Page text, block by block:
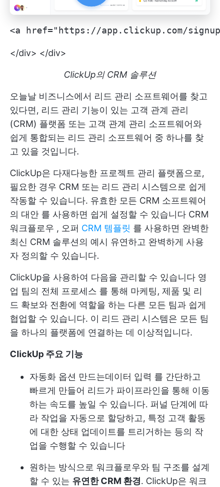
<a href="https://app.clickup.com/
</div> </div>
ClickUp의 CRM 솔루션
오늘날 비즈니스에서 리드 관리 소프트웨어를 찾고
있다면, 리드 관리 기능이 있는 고객 관계 관리
(CRM) 플랫폼 또는 고객 관계 관리 소프트웨어와
쉽게 통합되는 리드 관리 소프트웨어 중 하나를 찾
고 있을 것입니다.
ClickUp은 다재다능한 프로젝트 관리 플랫폼으로,
필요한 경우 CRM 또는 리드 관리 시스템으로 쉽게
작동할 수 있습니다. 유효한 모든 CRM 소프트웨어
의 대안 를 사용하면 쉽게 설정할 수 있습니다 CRM
워크플로우 , 오퍼 CRM 템플릿 를 사용하면 완벽한
최신 CRM 솔루션의 예시 유연하고 완벽하게 사용
자 정의할 수 있습니다.
ClickUp을 사용하여 다음을 관리할 수 있습니다 영
업 팀의 전체 프로세스 를 통해 마케팅, 제품 및 리
드 확보와 전환에 역할을 하는 다른 모든 팀과 쉽게
협업할 수 있습니다. 이 리드 관리 시스템은 모든 팀
을 하나의 플랫폼에 연결하는 데 이상적입니다.
ClickUp 주요 기능
자동화 옵션 만드는데이터 입력 를 간단하고
빠르게 만들어 리드가 파이프라인을 통해 이동
하는 속도를 높일 수 있습니다. 퍼널 단계에 따
라 작업을 자동으로 할당하고, 특정 고객 활동
에 대한 상태 업데이트를 트리거하는 등의 작
업을 수행할 수 있습니다
원하는 방식으로 워크플로우와 팀 구조를 설계
할 수 있는 유연한 CRM 환경. ClickUp은 워크